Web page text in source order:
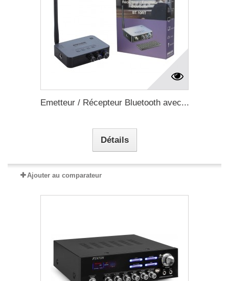
Emetteur / Récepteur Bluetooth avec...
Détails
Ajouter au comparateur